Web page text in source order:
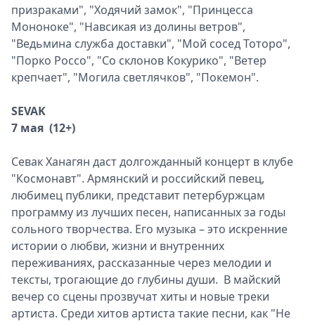
призраками", "Ходячий замок", "Принцесса
Мононоке", "Навсикая из долины ветров",
"Ведьмина служба доставки", "Мой сосед Тоторо",
"Порко Россо", "Со склонов Кокурико", "Ветер
крепчает", "Могила светлячков", "Покемон".
SEVAK
7 мая (12+)
Севак Ханагян даст долгожданный концерт в клубе
"Космонавт". Армянский и российский певец,
любимец публики, представит петербуржцам
программу из лучших песен, написанных за годы
сольного творчества. Его музыка – это искренние
истории о любви, жизни и внутренних
переживаниях, рассказанные через мелодии и
тексты, трогающие до глубины души. В майский
вечер со сцены прозвучат хиты и новые треки
артиста. Среди хитов артиста такие песни, как "Не